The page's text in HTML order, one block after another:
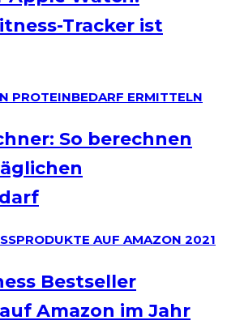
Tracker ist
So berechnen
Bestseller
Amazon im Jahr